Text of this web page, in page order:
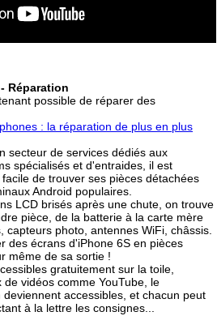
Réparation
possible de réparer des
: la réparation de plus en plus
secteur de services dédiés aux
spécialisés et d'entraides, il est
de trouver ses pièces détachées
Android populaires.
LCD brisés après une chute, on trouve
pièce, de la batterie à la carte mère
capteurs photo, antennes WiFi, châssis.
des écrans d'iPhone 6S en pièces
même de sa sortie !
gratuitement sur la toile,
vidéos comme YouTube, le
accessibles, et chacun peut
à la lettre les consignes...